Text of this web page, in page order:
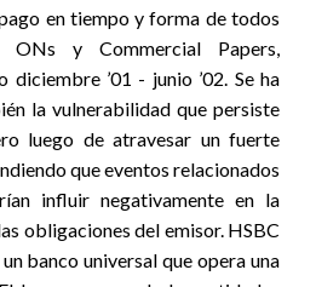
en tiempo y forma de todos
ONs y Commercial Papers,
’01 - junio ’02. Se ha
la vulnerabilidad que persiste
luego de atravesar un fuerte
que eventos relacionados
influir negativamente en la
obligaciones del emisor. HSBC
banco universal que opera una